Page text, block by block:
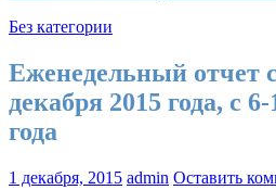
Без категории
Еженедельный отчет
декабря 2015 года, с
года
1 декабря, 2015 admin Оставить